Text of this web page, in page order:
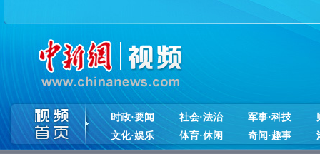
时政·要闻 社会·法治 军事·科技
文化·娱乐
体育·休闲 奇闻·趣事